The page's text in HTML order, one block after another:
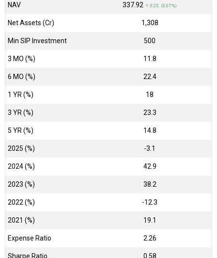
NAV ₹337.92 ↑ 0.25 (0.07 %)
Net Assets (Cr) ₹1,308
Min SIP Investment 500
3 MO (%) 11.8
6 MO (%) 22.4
1 YR (%) 18
3 YR (%) 23.3
5 YR (%) 14.8
2025 (%) -3.1
2024 (%) 42.9
2023 (%) 38.2
2022 (%) -12.3
2021 (%) 19.1
Expense Ratio 2.26
Sharpe Ratio 0.58